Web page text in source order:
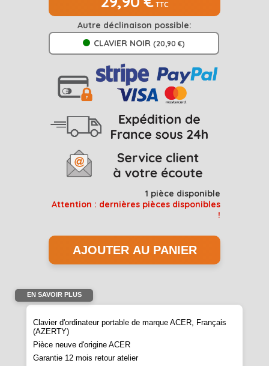
TTC
Autre déclinaison possible:
CLAVIER NOIR (20,90 €)
1 pièce disponible
Attention : dernières pièces disponibles
!
EN SAVOIR PLUS
Clavier d'ordinateur portable de marque ACER, Français
(AZERTY)
Pièce neuve d'origine ACER
Garantie 12 mois retour atelier